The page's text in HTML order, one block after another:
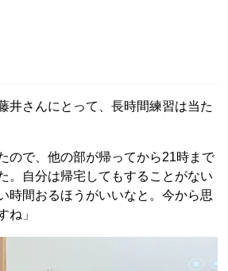
井さんにとって、長時間練習は当た
ので、他の部が帰ってから21時まで
。自分は帰宅してもすることがない
時間おるほうがいいなと。今から思
ね」